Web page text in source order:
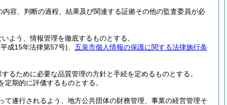
内容、判断の過程、結果及び関連する証拠その他の監査委員が必
よう、情報管理を徹底するものとする。
成15年法律第57号)
五泉市個人情報の保護に関する法律施行条
るために必要な品質管理の方針と手続を定めるものとする。
期的に評価するものとする。
て遂行されるよう、地方公共団体の財務管理、事業の経営管理そ